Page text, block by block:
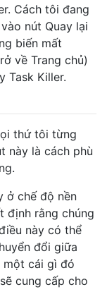
Cách tôi đang
nút Quay lại
biến mất
về Trang chủ)
Task Killer.
thứ tôi từng
này là cách phù
ở chế độ nền
định rằng chúng
này có thể
đổi giữa
một cái gì đó
cung cấp cho